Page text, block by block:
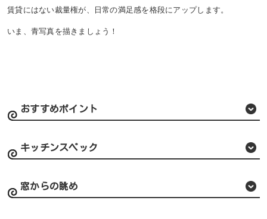
賃貸にはない裁量権が、日常の満足感を格段にアップします。
いま、青写真を描きましょう！
おすすめポイント
キッチンスペック
窓からの眺め